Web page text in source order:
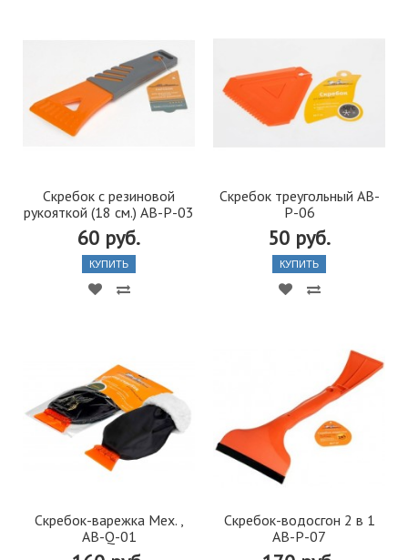
Скребок с резиновой
рукояткой (18 см.) AB-P-03
60 руб.
КУПИТЬ
Скребок треугольный AB-
P-06
50 руб.
КУПИТЬ
Скребок-варежка Мех. ,
AB-Q-01
Скребок-водосгон 2 в 1
AB-P-07